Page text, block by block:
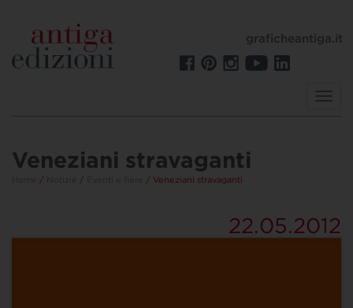
graficheantiga.it
Veneziani stravaganti
/ / / Veneziani stravaganti
22.05.2012